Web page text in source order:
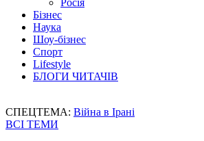
Росія
Бізнес
Наука
Шоу-бізнес
Спорт
Lifestyle
БЛОГИ ЧИТАЧІВ
СПЕЦТЕМА: Війна в Ірані
ВСІ ТЕМИ